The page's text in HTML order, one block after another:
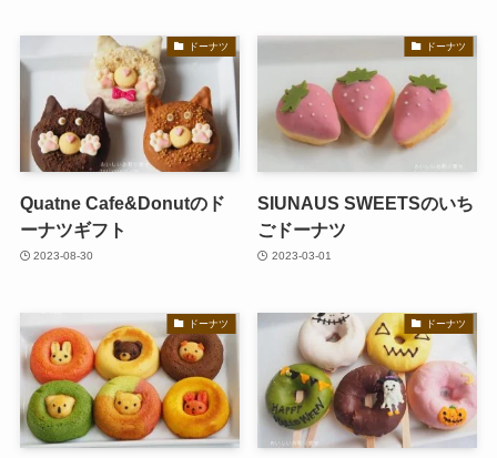
ドーナツ
Quatne Cafe&Donutのド
ーナツギフト
2023-08-30
ドーナツ
SIUNAUS SWEETSのいち
ごドーナツ
2023-03-01
ドーナツ ドーナツ